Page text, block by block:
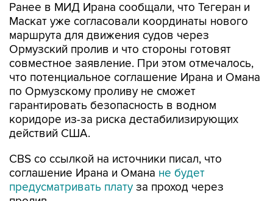
Ранее в МИД Ирана сообщали, что Тегеран и
Маскат уже согласовали координаты нового
маршрута для движения судов через
Ормузский пролив и что стороны готовят
совместное заявление. При этом отмечалось,
что потенциальное соглашение Ирана и Омана
по Ормузскому проливу не сможет
гарантировать безопасность в водном
коридоре из-за риска дестабилизирующих
действий США.
CBS со ссылкой на источники писал, что
соглашение Ирана и Омана не будет
предусматривать плату за проход через